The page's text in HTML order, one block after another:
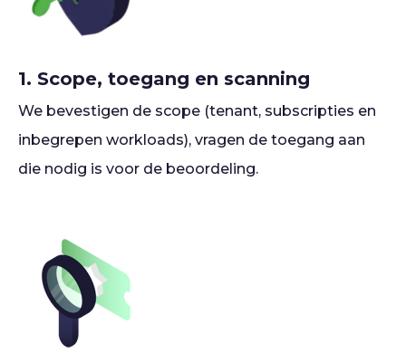
1. Scope, toegang en scanning
We bevestigen de scope (tenant, subscripties en
inbegrepen workloads), vragen de toegang aan
die nodig is voor de beoordeling.